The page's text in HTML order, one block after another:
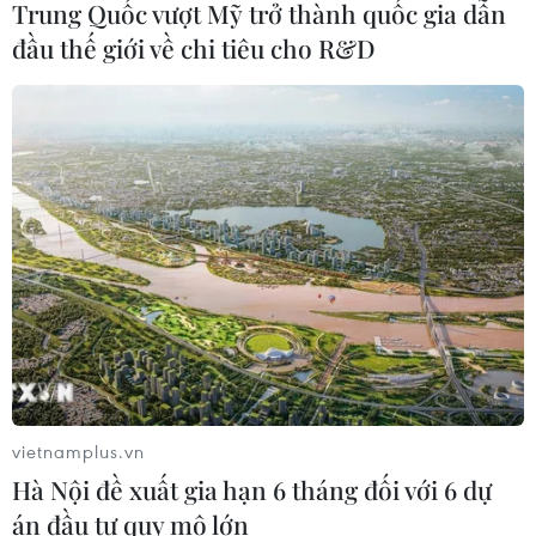
kiểm chứng thông tin nhằm chống
tin giả
"Siêu quần thể" cá voi lưng gù đối
mặt rủi ro hàng hải
26/07/2026 10:27
"Cửa ngõ" để Việt Nam tiến vào thị
trường Tây Phi
26/07/2026 08:55
Nam Phi: Máy bay "hạ cánh" giữa
Trung Quốc vượt Mỹ trở thành quốc gia dẫn
đầu thế giới về chi tiêu cho R&D
vietnamplus.vn
Hà Nội đề xuất gia hạn 6 tháng đối với 6 dự
án đầu tư quy mô lớn